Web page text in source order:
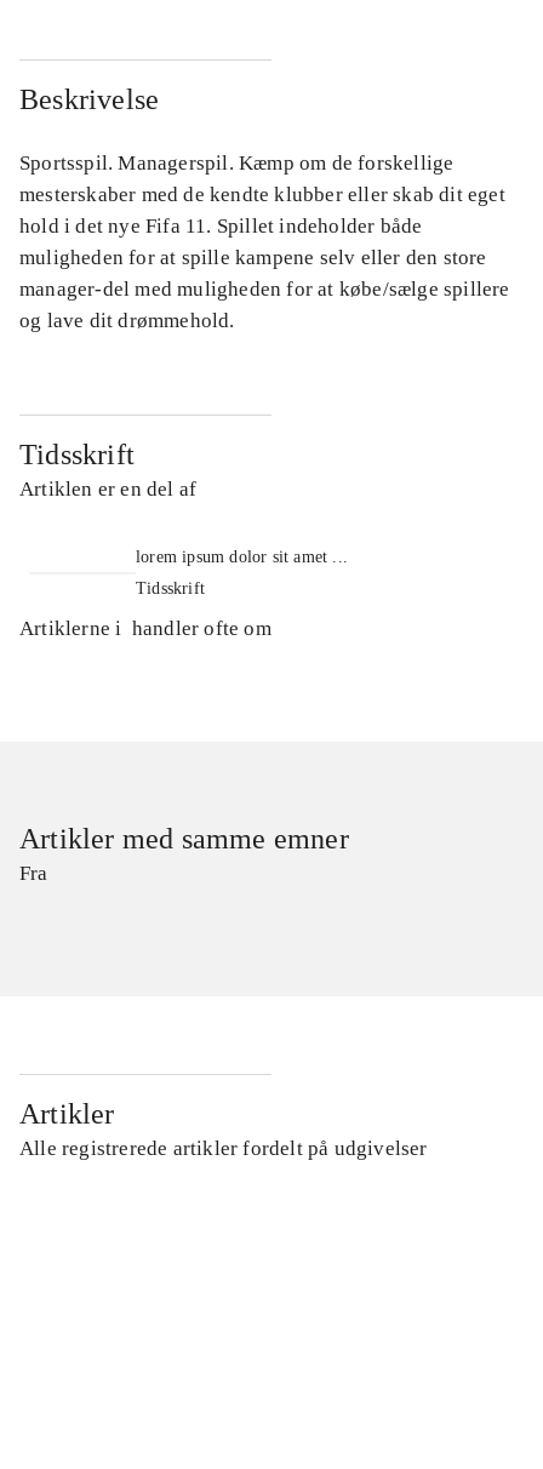
Beskrivelse
Sportsspil. Managerspil. Kæmp om de forskellige
mesterskaber med de kendte klubber eller skab dit eget
hold i det nye Fifa 11. Spillet indeholder både
muligheden for at spille kampene selv eller den store
manager-del med muligheden for at købe/sælge spillere
og lave dit drømmehold.
Tidsskrift
Artiklen er en del af
lorem ipsum dolor sit amet ...
Tidsskrift
Artiklerne i handler ofte om
Artikler med samme emner
Fra
Artikler
Alle registrerede artikler fordelt på udgivelser